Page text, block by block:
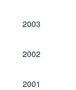
2003
2003
2002
2002
2001
2001